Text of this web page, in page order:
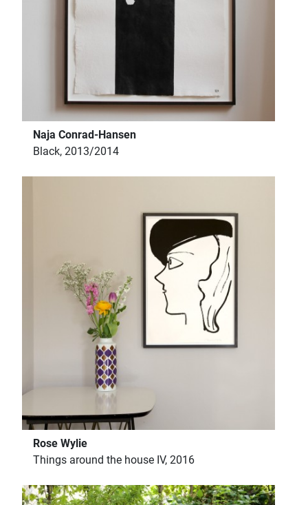
Naja Conrad-Hansen
Black, 2013/2014
Rose Wylie
Things around the house IV, 2016